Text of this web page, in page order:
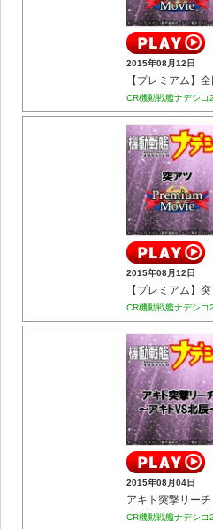
2015年08月12日
CR機動戦艦ナデシコ
2015年08月12日
【プレミアム】
CR機動戦艦ナデシコ
2015年08月04日
CR機動戦艦ナデシコ